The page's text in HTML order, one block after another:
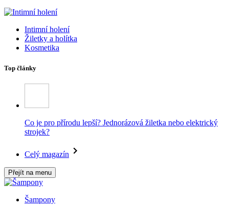
Intimní holení
Žiletky a holítka
Kosmetika
Top články
Co je pro přírodu lepší? Jednorázová žiletka nebo elektrický
strojek?
Celý magazín
Přejít na menu
Šampony